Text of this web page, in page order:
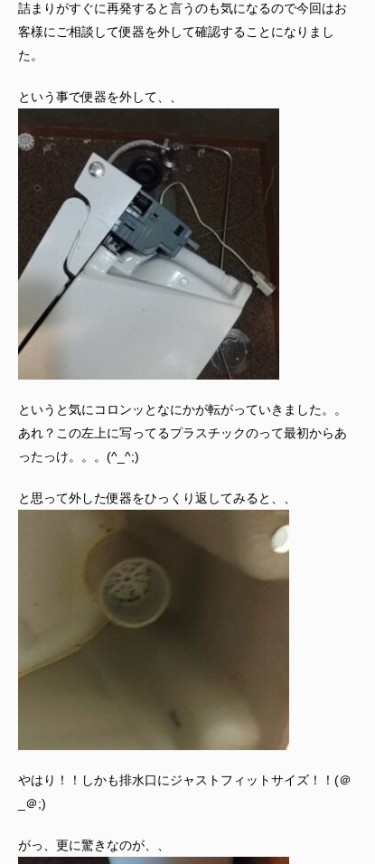
詰まりがすぐに再発すると言うのも気になるので今回はお
客様にご相談して便器を外して確認することになりまし
た。
という事で便器を外して、、
というと気にコロンッとなにかが転がっていきました。。
あれ？この左上に写ってるプラスチックのって最初からあ
ったっけ。。。(^_^;)
と思って外した便器をひっくり返してみると、、
やはり！！しかも排水口にジャストフィットサイズ！！(＠
_＠;)
がっ、更に驚きなのが、、